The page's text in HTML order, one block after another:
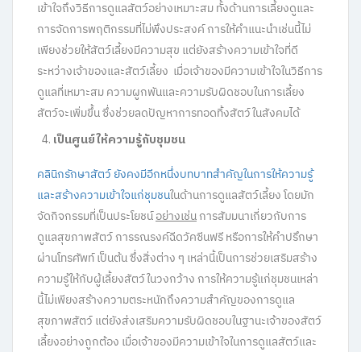
เข้าใจถึงวิธีการดูแลสัตว์อย่างเหมาะสม ทั้งด้านการเลี้ยงดูและ
การจัดการพฤติกรรมที่ไม่พึงประสงค์ การให้คำแนะนำเช่นนี้ไม่
เพียงช่วยให้สัตว์เลี้ยงมีความสุข แต่ยังสร้างความเข้าใจที่ดี
ระหว่างเจ้าของและสัตว์เลี้ยง เมื่อเจ้าของมีความเข้าใจในวิธีการ
ดูแลที่เหมาะสม ความผูกพันและความรับผิดชอบในการเลี้ยง
สัตว์จะเพิ่มขึ้น ซึ่งช่วยลดปัญหาการทอดทิ้งสัตว์ในสังคมได้
เป็นศูนย์ให้ความรู้กับชุมชน
คลินิกรักษาสัตว์ ยังคงมีอีกหนึ่งบทบาทสำคัญในการให้ความรู้
และสร้างความเข้าใจแก่ชุมชนในด้านการดูแลสัตว์เลี้ยง โดยมัก
จัดกิจกรรมที่เป็นประโยชน์อย่างเช่นการสัมมนาเกี่ยวกับการ
ดูแลสุขภาพสัตว์ การรณรงค์ฉีดวัคซีนฟรี หรือการให้คำปรึกษา
ผ่านโทรศัพท์ เป็นต้น ซึ่งสิ่งต่าง ๆ เหล่านี้เป็นการช่วยเสริมสร้าง
ความรู้ให้กับผู้เลี้ยงสัตว์ในวงกว้าง การให้ความรู้แก่ชุมชนเหล่า
นี้ไม่เพียงสร้างความตระหนักถึงความสำคัญของการดูแล
สุขภาพสัตว์ แต่ยังส่งเสริมความรับผิดชอบในฐานะเจ้าของสัตว์
เลี้ยงอย่างถูกต้อง เมื่อเจ้าของมีความเข้าใจในการดูแลสัตว์และ